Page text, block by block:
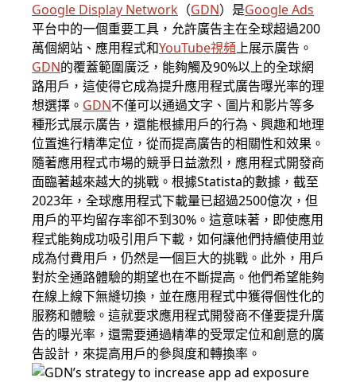
Google Display Network （GDN）是Google Ads
平台中的一個重要工具，允許廣告主在全球超過200
萬個網站、應用程式和YouTube視頻上展示廣告。
GDN的覆蓋範圍廣泛，能夠觸及90%以上的全球網
路用戶，這使得它成為提升應用程式廣告曝光率的理
想選擇。 GDN不僅可以通過文字、圖片和影片等多
種形式展示廣告，還能根據用戶的行為、興趣和地理
位置進行精準定位，從而提高廣告的相關性和效果。
隨著應用程式市場的競爭日益激烈，應用程式開發商
面臨著越來越大的挑戰。根據Statista的數據，截至
2023年，全球應用程式下載量已超過2500億次，但
用戶的平均留存率卻不到30%。這意味著，即使應用
程式能夠成功吸引用戶下載，如何讓他們持續使用並
成為付費用戶，仍然是一個巨大的挑戰。此外，用戶
對於全通路體驗的期望也在不斷提高。他們希望能夠
在線上線下無縫切換，並在應用程式中獲得個性化的
服務和體驗。這就要求應用程式開發商不僅要提升廣
告的曝光率，還需要通過精準的受眾定位和創意的廣
告設計，來提高用戶的參與度和轉換率。